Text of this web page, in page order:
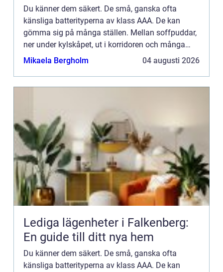
Du känner dem säkert. De små, ganska ofta
känsliga batterityperna av klass AAA. De kan
gömma sig på många ställen. Mellan soffpuddar,
ner under kylskåpet, ut i korridoren och många
andra stä...
Mikaela Bergholm 04 augusti 2026
Lediga lägenheter i Falkenberg:
En guide till ditt nya hem
Du känner dem säkert. De små, ganska ofta
känsliga batterityperna av klass AAA. De kan